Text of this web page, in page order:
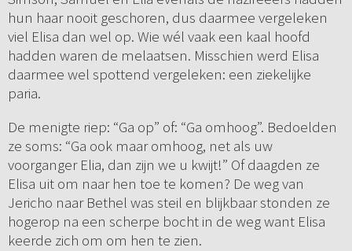
hun haar nooit geschoren, dus daarmee vergeleken
viel Elisa dan wel op. Wie wél vaak een kaal hoofd
hadden waren de melaatsen. Misschien werd Elisa
daarmee wel spottend vergeleken: een ziekelijke
paria.
De menigte riep: “Ga op” of: “Ga omhoog”. Bedoelden
ze soms: “Ga ook maar omhoog, net als uw
voorganger Elia, dan zijn we u kwijt!” Of daagden ze
Elisa uit om naar hen toe te komen? De weg van
Jericho naar Bethel was steil en blijkbaar stonden ze
hogerop na een scherpe bocht in de weg want Elisa
keerde zich om om hen te zien.